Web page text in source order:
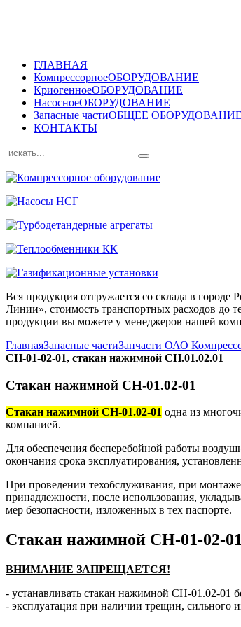
ГЛАВНАЯ
КомпрессорноеОБОРУДОВАНИЕ
КриогенноеОБОРУДОВАНИЕ
НасосноеОБОРУДОВАНИЕ
Запасные частиОБЩЕЕ ОБОРУДОВАНИЕ
КОНТАКТЫ
Вся продукция отгружается со склада в
Линии», стоимость транспортных расходов до
продукции вы можете у менеджеров нашей
ГлавнаяЗапасные частиЗапчасти ОАО
СН-01-02-01, стакан нажимной СН.01.02.01
Стакан нажимной СН-01.02-01
Стакан нажимной СН-01.02-01 одна из
компанией.
Для обеспечения бесперебойной работы
окончания срока эксплуатирования,
При проведении техобслуживания, при
принадлежности, после использования,
мер безопасности, изложенных в тех паспорте.
Стакан нажимной СН-01-02-01
ВНИМАНИЕ ЗАПРЕЩАЕТСЯ!
- устанавливать стакан нажимной СН-01.02-01
- эксплуатация при наличии трещин, сильного